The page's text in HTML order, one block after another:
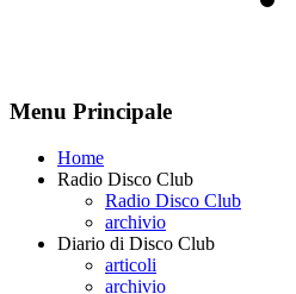
Menu Principale
Home
Radio Disco Club
Radio Disco Club
archivio
Diario di Disco Club
articoli
archivio